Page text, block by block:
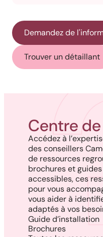
Demandez de
Trouver un détaillant
Centre
Accédez à
des conseillers
de ressources
brochures et
accessibles, ces
pour vous
vous aider à
adaptés à vos
Guide d’installation
Brochures